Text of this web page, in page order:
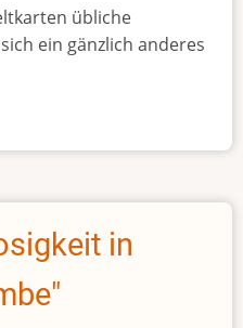
übliche
ein gänzlich anderes
in